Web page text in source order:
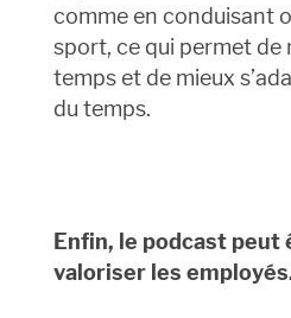
comme en conduisant
sport, ce qui permet de
temps et de mieux
du temps.
Enfin, le podcast peut
valoriser les